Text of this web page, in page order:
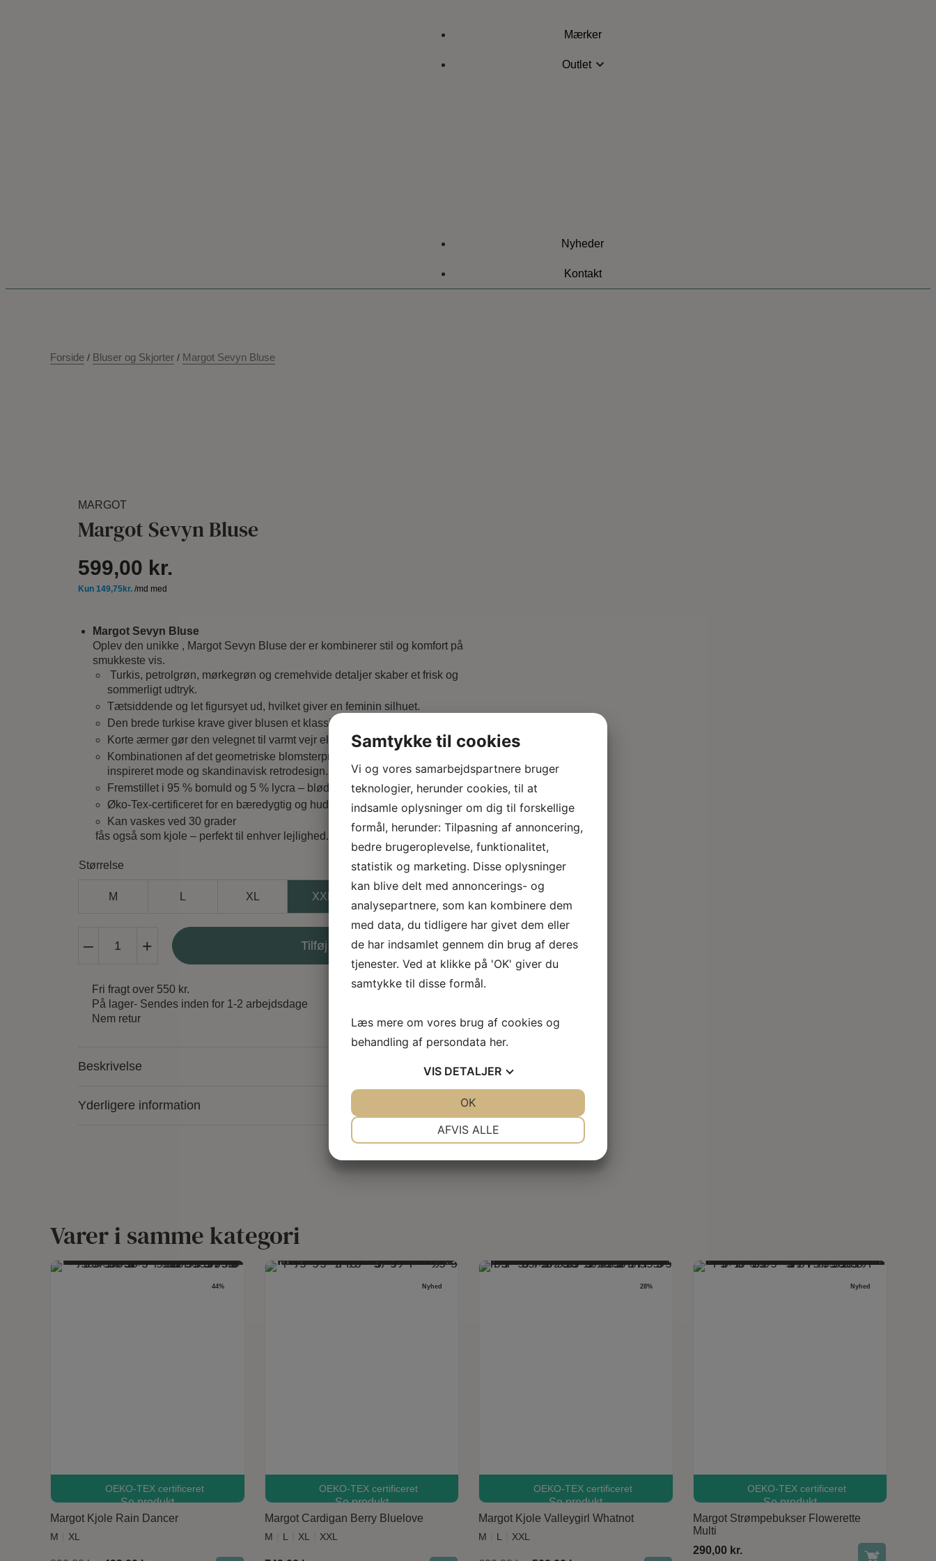
Mærker
Outlet
Nyheder
Kontakt
Forside / Bluser og Skjorter / Margot Sevyn Bluse
MARGOT
Margot Sevyn Bluse
599,00 kr.
Margot Sevyn Bluse
Oplev den unikke , Margot Sevyn Bluse der er kombinerer stil og komfort på
smukkeste vis.
Turkis, petrolgrøn, mørkegrøn og cremehvide detaljer skaber et frisk og
sommerligt udtryk.
Tætsiddende og let figursyet ud, hvilket giver en feminin silhuet.
Den brede turkise krave giver blusen et klassisk vintagepræg.
Korte ærmer gør den velegnet til varmt vejr eller lag-på-lag styling.
Kombinationen af det geometriske blomsterprint og kraven minder om mod-
inspireret mode og skandinavisk retrodesign.
Fremstillet i 95 % bomuld og 5 % lycra – blød, strækbar og åndbar kvalitet
Øko-Tex-certificeret for en bæredygtig og hudvenlig løsning
Kan vaskes ved 30 grader
fås også som kjole – perfekt til enhver lejlighed.
Størrelse
M XL XXL
–
Sevyn
antal
+ Tilføj til kurv
Fri fragt over 550 kr.
På lager- Sendes inden for 1-2 arbejdsdage
Nem retur
Beskrivelse
Yderligere information
Varer i samme kategori
44%
OEKO-TEX certificeret
Se produktDette vare har flere varianter. Mulighederne kan vælges på varesiden
Margot Kjole Rain Dancer
M XL
Nyhed
OEKO-TEX certificeret
Se produktDette vare har flere varianter. Mulighederne kan vælges på varesiden
Margot Cardigan Berry Bluelove
M L XL XXL
28%
OEKO-TEX certificeret
Se produktDette vare har flere varianter. Mulighederne kan vælges på varesiden
Margot Kjole Valleygirl Whatnot
M L XXL
Nyhed
OEKO-TEX certificeret
Se produkt
Margot Strømpebukser Flowerette
Multi
290,00 kr.
Samtykke til cookies
Vi og vores samarbejdspartnere bruger
teknologier, herunder cookies, til at
indsamle oplysninger om dig til forskellige
formål, herunder: Tilpasning af annoncering,
bedre brugeroplevelse, funktionalitet,
statistik og marketing. Disse oplysninger
kan blive delt med annoncerings- og
analysepartnere, som kan kombinere dem
med data, du tidligere har givet dem eller
de har indsamlet gennem din brug af deres
tjenester. Ved at klikke på 'OK' giver du
samtykke til disse formål.
Læs mere om vores brug af cookies og
behandling af persondata her.
VIS DETALJER
AFVIS ALLE
OK